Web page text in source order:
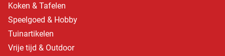
Koken & Tafelen
Speelgoed & Hobby
Tuinartikelen
Vrije tijd & Outdoor